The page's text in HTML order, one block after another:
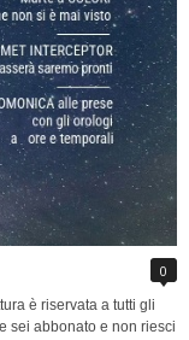
0
è riservata a tutti gli
sei abbonato e non riesci